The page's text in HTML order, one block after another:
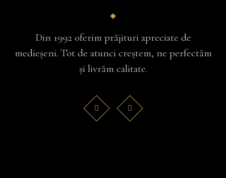
Din 1992 oferim prăjituri apreciate de
medieșeni. Tot de atunci creștem, ne perfectăm
și livrăm calitate.